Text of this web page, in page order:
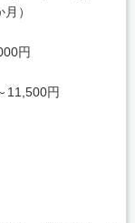
）
円
11,500円